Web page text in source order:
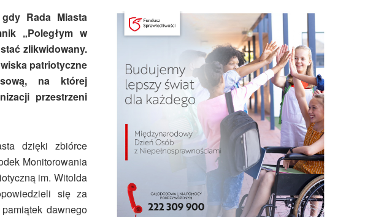
Rada Miasta
„Poległym w
zlikwidowany.
patriotyczne
na której
przestrzeni
dzięki zbiórce
Monitorowania
im. Witolda
się za
dawnego